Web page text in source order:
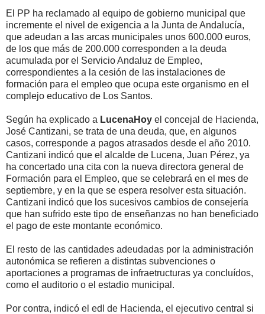
El PP ha reclamado al equipo de gobierno municipal que
incremente el nivel de exigencia a la Junta de Andalucía,
que adeudan a las arcas municipales unos 600.000 euros,
de los que más de 200.000 corresponden a la deuda
acumulada por el Servicio Andaluz de Empleo,
correspondientes a la cesión de las instalaciones de
formación para el empleo que ocupa este organismo en el
complejo educativo de Los Santos.
Según ha explicado a LucenaHoy el concejal de Hacienda,
José Cantizani, se trata de una deuda, que, en algunos
casos, corresponde a pagos atrasados desde el año 2010.
Cantizani indicó que el alcalde de Lucena, Juan Pérez, ya
ha concertado una cita con la nueva directora general de
Formación para el Empleo, que se celebrará en el mes de
septiembre, y en la que se espera resolver esta situación.
Cantizani indicó que los sucesivos cambios de consejería
que han sufrido este tipo de enseñanzas no han beneficiado
el pago de este montante económico.
El resto de las cantidades adeudadas por la administración
autonómica se refieren a distintas subvenciones o
aportaciones a programas de infraetructuras ya concluídos,
como el auditorio o el estadio municipal.
Por contra, indicó el edl de Hacienda, el ejecutivo central si